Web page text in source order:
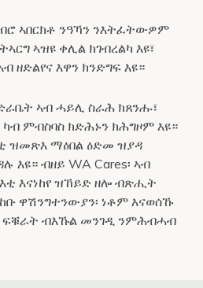
ኣበርክቶ ንዓኻን ንእትፈትውዎም
ኣዝዩ ቀሊል ክገብረልካ እዩ፣
ዘድልየና እዋን ክንድግፍ እዩ።
ኣብ ሓይሊ ስራሕ ክጸንሑ፣
ምብስባስ ክድሕኑን ክሕግዞም እዩ።
ዝመጽእ ማዕበል ዕድመ ዝያዳ
እዩ። ብዘይ WA Cares፡ ኣብ
እናነከየ ዝኸይድ ዘሎ ብጽሒት
ዋሽንግተንውያን፡ ነቶም እናወሰኹ
ብእኹል መንገዲ ንምሕብሓብ